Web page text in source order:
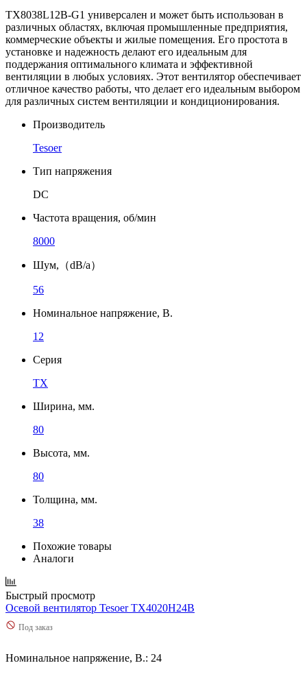
TX8038L12B-G1 универсален и может быть использован в
различных областях, включая промышленные предприятия,
коммерческие объекты и жилые помещения. Его простота в
установке и надежность делают его идеальным для
поддержания оптимального климата и эффективной
вентиляции в любых условиях. Этот вентилятор обеспечивает
отличное качество работы, что делает его идеальным выбором
для различных систем вентиляции и кондиционирования.
Производитель
Tesoer
Тип напряжения
DC
Частота вращения, об/мин
8000
Шум,（dB/a）
56
Номинальное напряжение, В.
12
Серия
TX
Ширина, мм.
80
Высота, мм.
80
Толщина, мм.
38
Похожие товары
Аналоги
Быстрый просмотр
Осевой вентилятор Tesoer TX4020H24B
Под заказ
Номинальное напряжение, В.: 24